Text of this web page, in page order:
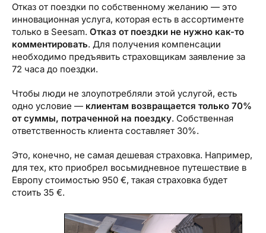
Отказ от поездки по собственному желанию — это
инновационная услуга, которая есть в ассортименте
только в Seesam. Отказ от поездки не нужно как-то
комментировать. Для получения компенсации
необходимо предъявить страховщикам заявление за
72 часа до поездки.
Чтобы люди не злоупотребляли этой услугой, есть
одно условие — клиентам возвращается только 70%
от суммы, потраченной на поездку. Собственная
ответственность клиента составляет 30%.
Это, конечно, не самая дешевая страховка. Например,
для тех, кто приобрел восьмидневное путешествие в
Европу стоимостью 950 €, такая страховка будет
стоить 35 €.